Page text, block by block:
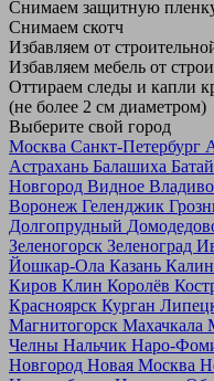
Снимаем защитную
Снимаем скотч
Избавляем от
Избавляем мебель от
Оттираем следы и капли
(не более 2 см диаметром)
Выберите свой город
Москва Санкт-Петербург
Астрахань Балашиха
Новгород Видное
Воронеж Геленджик
Долгопрудный
Зеленогорск Зеленоград
Йошкар-Ола Казань
Киров Клин Королёв
Красноярск Курган
Магнитогорск Махачкала
Челны Нальчик Наро-
Новгород Новая Москва